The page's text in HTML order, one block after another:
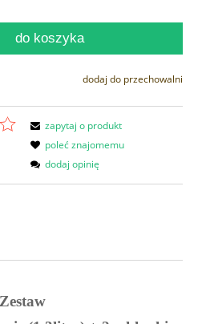
do koszyka
dodaj do przechowalni
zapytaj o produkt
poleć znajomemu
dodaj opinię
Zestaw